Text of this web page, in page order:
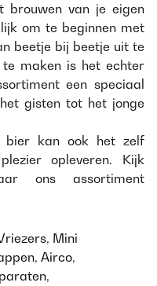
van je eigen
om te beginnen met
beetje bij beetje uit te
maken is het echter
een speciaal
gisten tot het jonge
bier kan ook het zelf
opleveren. Kijk
ons assortiment
, Mini
, Airco,
,